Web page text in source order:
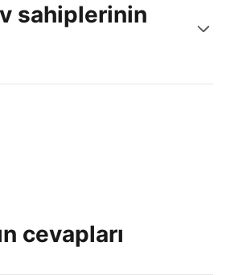
sahiplerinin
katıl
cevapları